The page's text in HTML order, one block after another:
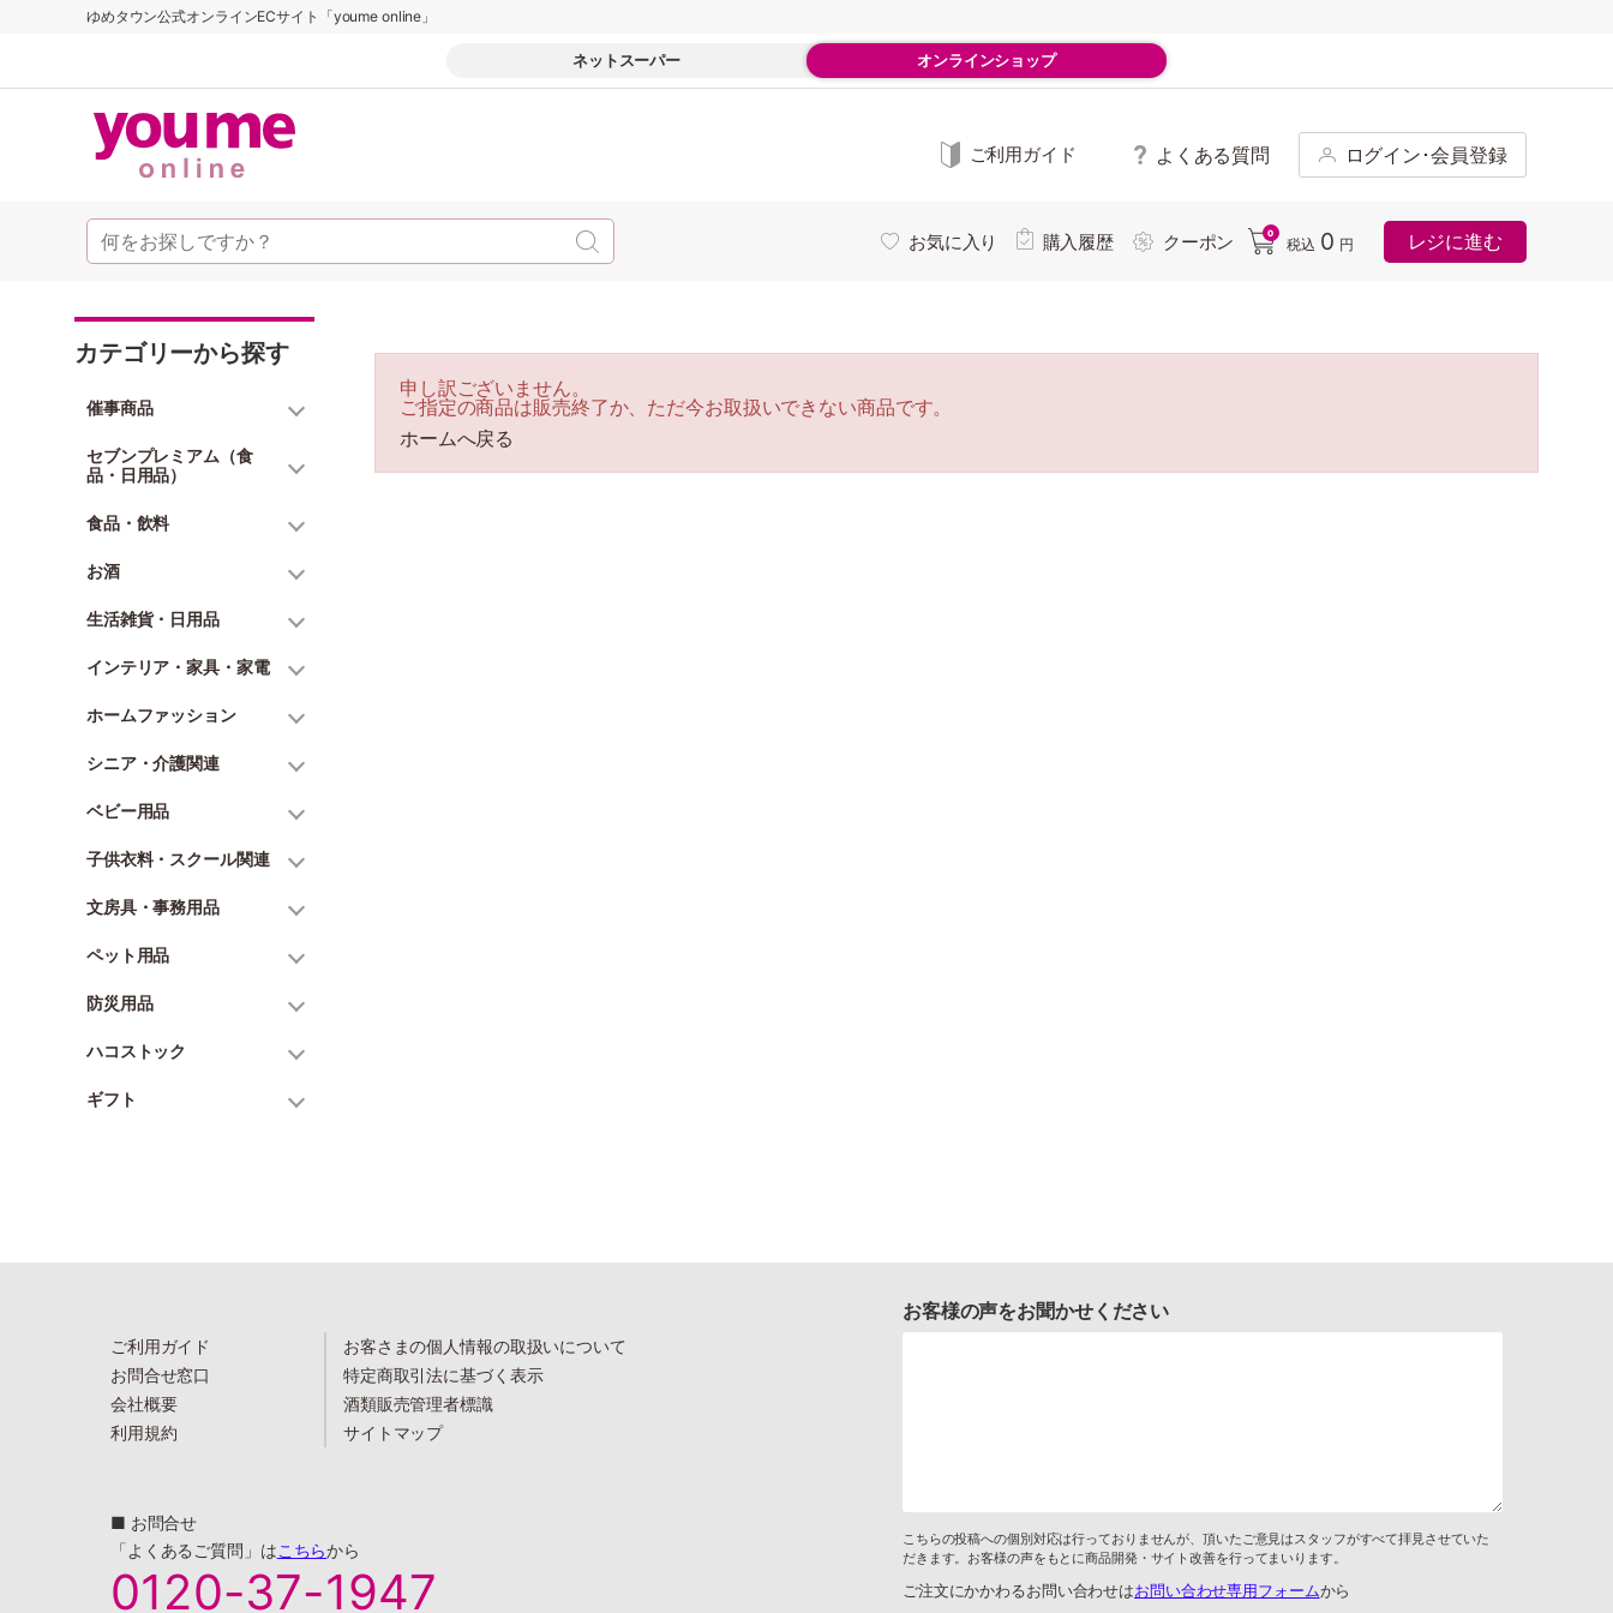
ゆめタウン公式オンラインECサイト「youme online」
ネットスーパー オンラインショップ
ご利用ガイド よくある質問 ログイン･会員登録
お気に入り 購入履歴 クーポン 0
税込 0 円 レジに進む
カテゴリーから探す
催事商品
セブンプレミアム（食
品・日用品）
食品・飲料
お酒
生活雑貨・日用品
インテリア・家具・家電
ホームファッション
シニア・介護関連
ベビー用品
子供衣料・スクール関連
文房具・事務用品
ペット用品
防災用品
ハコストック
ギフト
申し訳ございません。
ご指定の商品は販売終了か、ただ今お取扱いできない商品です。
ホームへ戻る
ご利用ガイド
お問合せ窓口
会社概要
利用規約
お客さまの個人情報の取扱いについて
特定商取引法に基づく表示
酒類販売管理者標識
サイトマップ
■ お問合せ
「よくあるご質問」はこちらから
0120-37-1947
お客様の声をお聞かせください
こちらの投稿への個別対応は行っておりませんが、頂いたご意見はスタッフがすべて拝見させていた
だきます。お客様の声をもとに商品開発・サイト改善を行ってまいります。
ご注文にかかわるお問い合わせはお問い合わせ専用フォームから